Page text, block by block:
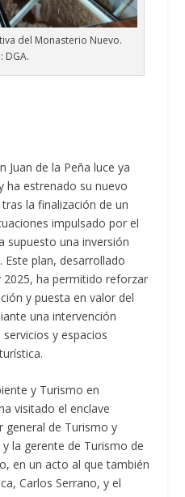
del Monasterio Nuevo.
DGA.
Juan de la Peña luce ya
ha estrenado su nuevo
la finalización de un
impulsado por el
supuesto una inversión
Este plan, desarrollado
ha permitido reforzar
y puesta en valor del
una intervención
y espacios
y Turismo en
visitado el enclave
general de Turismo y
la gerente de Turismo de
en un acto al que también
Carlos Serrano, y el